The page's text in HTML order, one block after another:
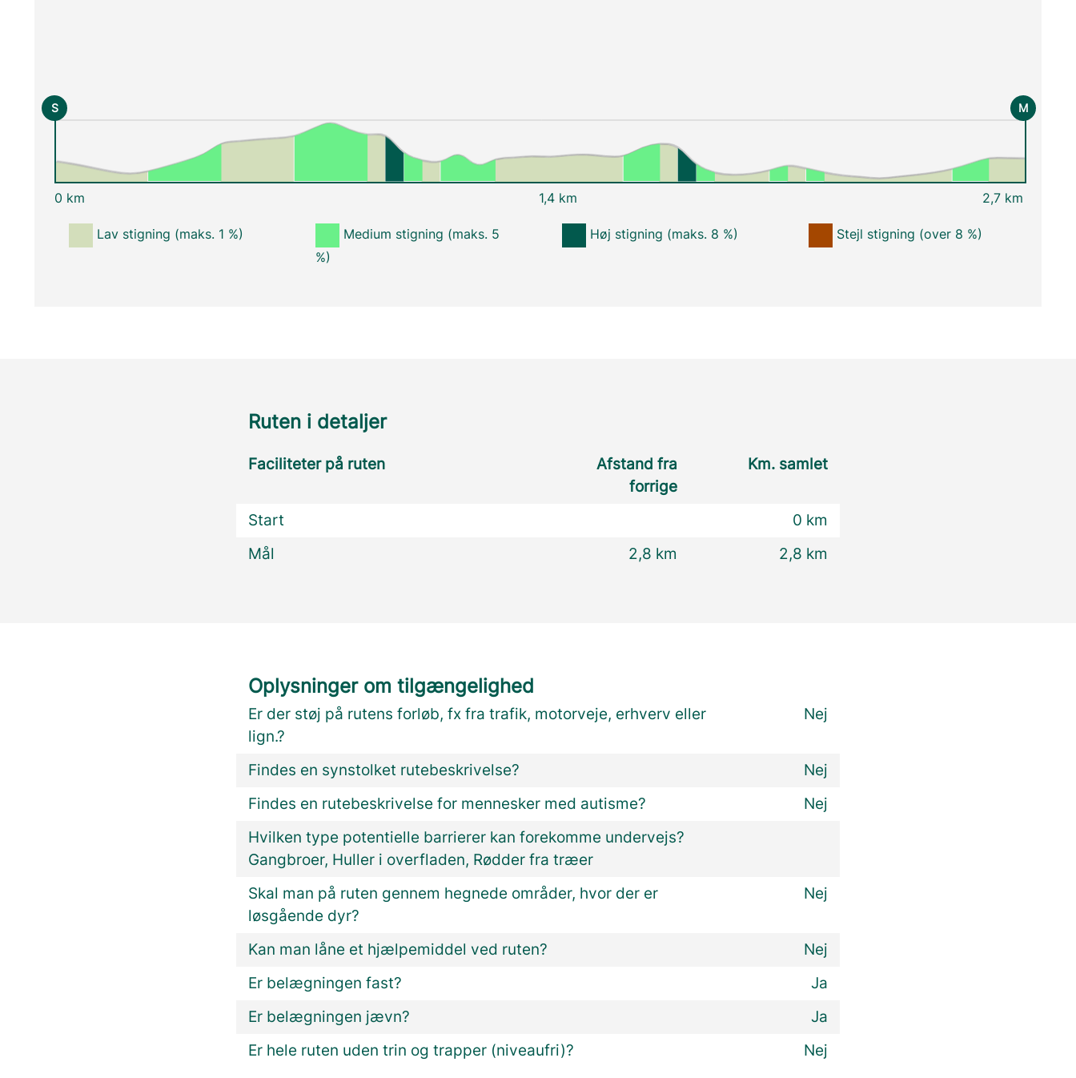
S M
0 km 1,4 km 2,7 km
Lav stigning (maks. 1 %)
Medium stigning (maks. 5
%)
Høj stigning (maks. 8 %) Stejl stigning (over 8 %)
Ruten i detaljer
Faciliteter på ruten
Afstand fra
forrige
Km. samlet
Start
0 km
Mål
2,8 km 2,8 km
Oplysninger om tilgængelighed
Er der støj på rutens forløb, fx fra trafik, motorveje, erhverv eller
lign.?
Nej
Findes en synstolket rutebeskrivelse?
Nej
Findes en rutebeskrivelse for mennesker med autisme?
Nej
Hvilken type potentielle barrierer kan forekomme undervejs?
Gangbroer, Huller i overfladen, Rødder fra træer
Skal man på ruten gennem hegnede områder, hvor der er
løsgående dyr?
Nej
Kan man låne et hjælpemiddel ved ruten?
Nej
Er belægningen fast?
Ja
Er belægningen jævn?
Ja
Er hele ruten uden trin og trapper (niveaufri)?
Nej